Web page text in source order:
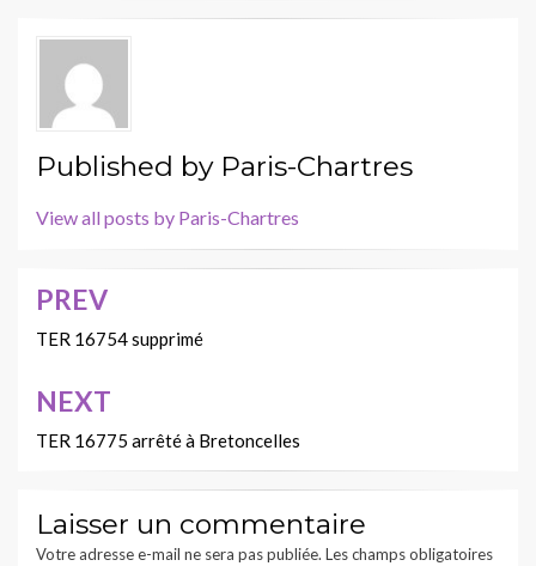
Published by Paris-Chartres
View all posts by Paris-Chartres
Navigation
de
l’article
PREV
TER 16754 supprimé
NEXT
TER 16775 arrêté à Bretoncelles
Laisser un commentaire
Votre adresse e-mail ne sera pas publiée. Les champs obligatoires